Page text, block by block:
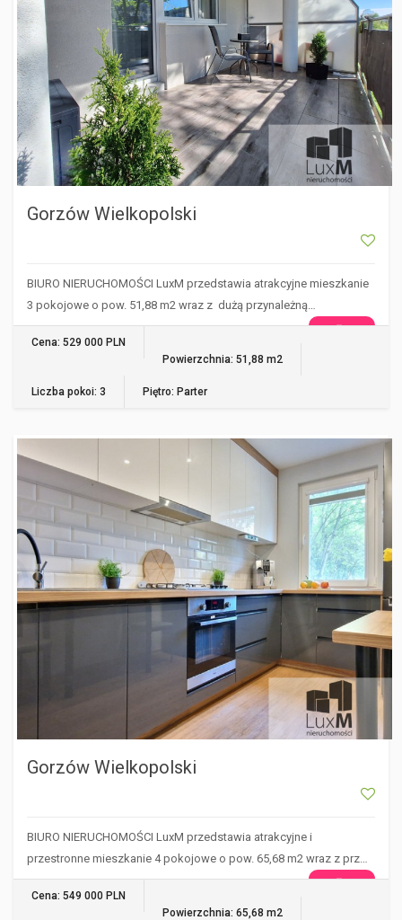
Gorzów Wielkopolski
BIURO NIERUCHOMOŚCI LuxM przedstawia atrakcyjne mieszkanie
3 pokojowe o pow. 51,88 m2 wraz z dużą przynależną…
WIĘCEJ
Cena: 529 000 PLN
Powierzchnia: 51,88 m2
Liczba pokoi: 3 Piętro: Parter
GORZÓW WIELKOPOLSKI
Gorzów Wielkopolski
BIURO NIERUCHOMOŚCI LuxM przedstawia atrakcyjne i
przestronne mieszkanie 4 pokojowe o pow. 65,68 m2 wraz z prz…
WIĘCEJ
Cena: 549 000 PLN
Powierzchnia: 65,68 m2